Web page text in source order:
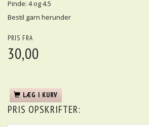
Pinde: 4 og 4.5
Bestil garn herunder
PRIS FRA
30,00
LÆG I KURV
PRIS OPSKRIFTER: